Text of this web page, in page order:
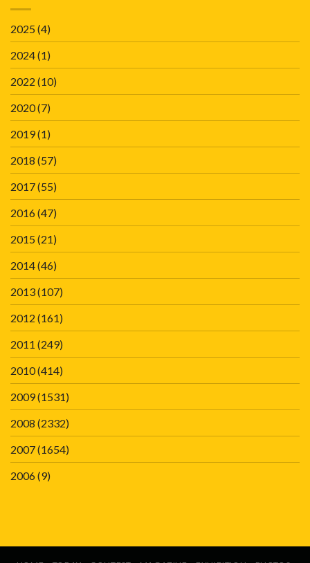
2025(4)
2024(1)
2022 (10)
2020(7)
2019(1)
2018 (57)
2017(55)
2016(47)
2015(21)
2014(46)
2013(107)
2012 (161)
2011 (249)
2010(414)
2009(1531)
2008 (2332)
2007(1654)
2006(9)